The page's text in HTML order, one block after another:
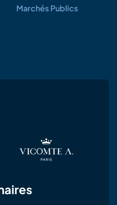
Marchés Publics